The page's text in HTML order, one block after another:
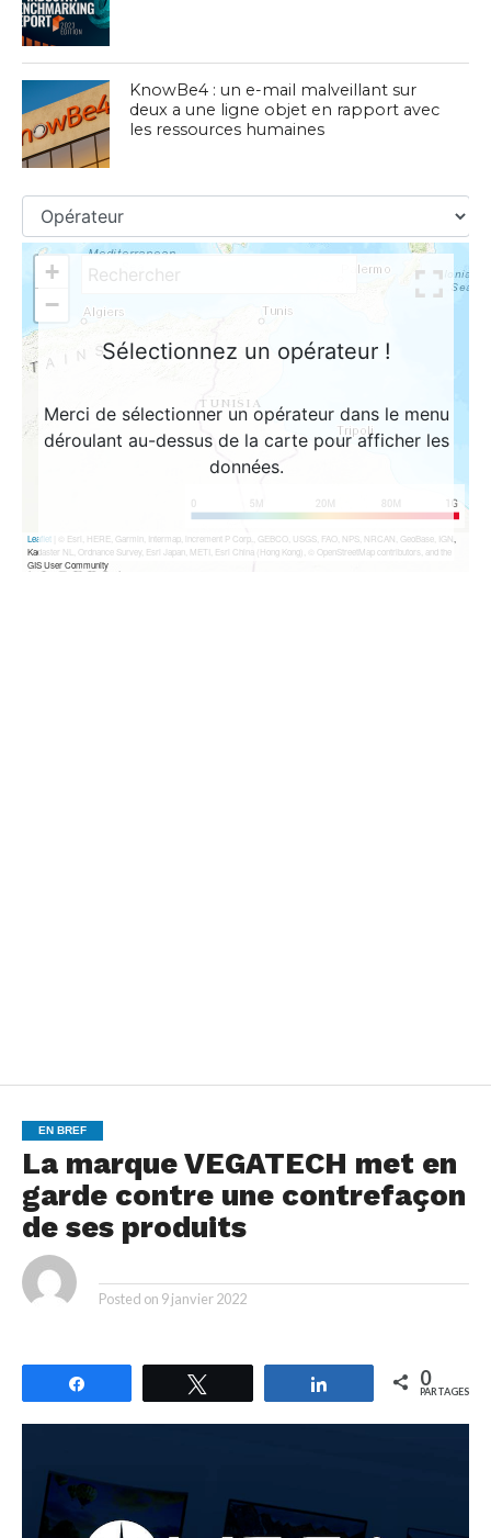
KnowBe4 : un e-mail malveillant sur
deux a une ligne objet en rapport avec
les ressources humaines
EN BREF
La marque VEGATECH met en
garde contre une contrefaçon
de ses produits
Posted on 9 janvier 2022
Partagez 0
PARTAGES